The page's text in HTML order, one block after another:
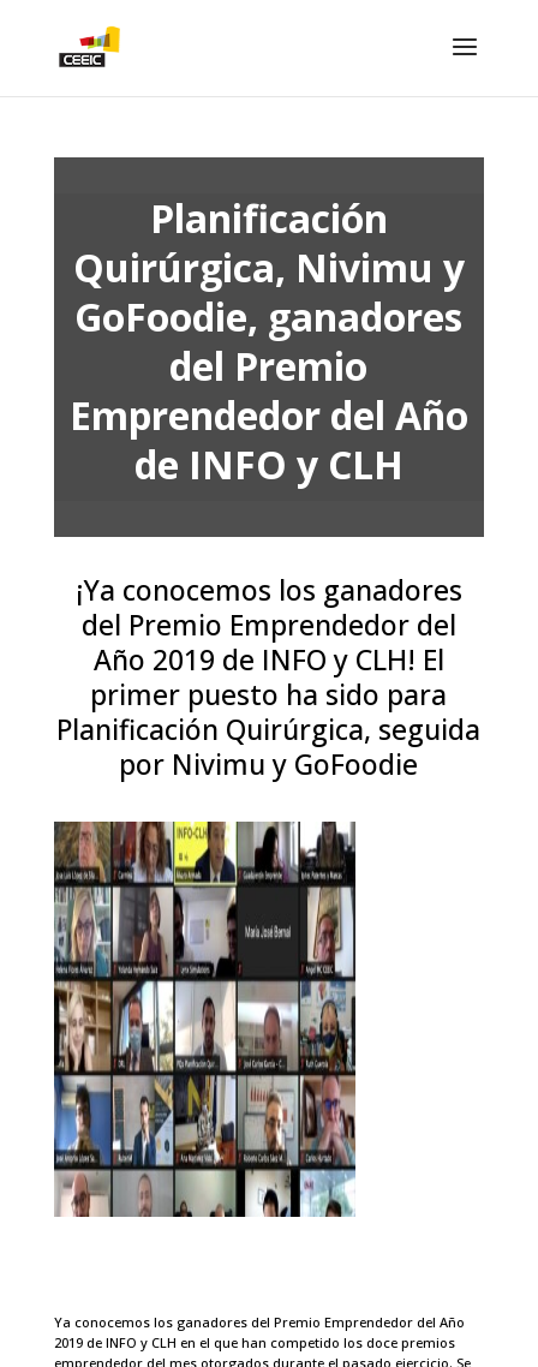
Planificación
Quirúrgica, Nivimu y
GoFoodie, ganadores
del Premio
Emprendedor del Año
de INFO y CLH
¡Ya conocemos los ganadores
del Premio Emprendedor del
Año 2019 de INFO y CLH! El
primer puesto ha sido para
Planificación Quirúrgica, seguida
por Nivimu y GoFoodie
Ya conocemos los ganadores del Premio Emprendedor del Año
2019 de INFO y CLH en el que han competido los doce premios
emprendedor del mes otorgados durante el pasado ejercicio. Se